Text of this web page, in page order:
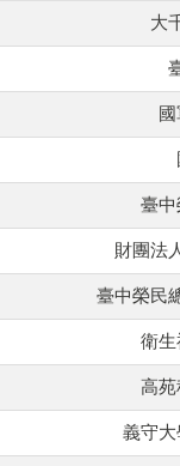
大
臺中
財團法
臺中榮民
衛生
高苑
義守